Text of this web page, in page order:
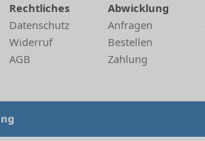
Rechtliches
Datenschutz
Widerruf
AGB
Abwicklung
Anfragen
Bestellen
Zahlung